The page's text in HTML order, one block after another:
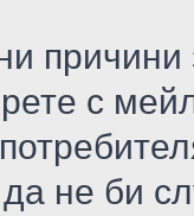
с
да не би